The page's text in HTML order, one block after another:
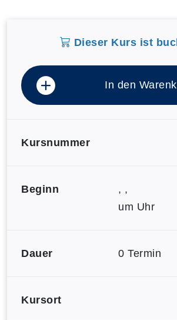
Dieser Kurs ist
In den
Kursnummer
Beginn
, ,
um Uhr
Dauer 0 Termin
Kursort